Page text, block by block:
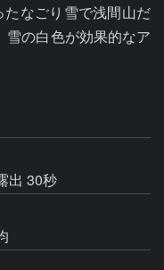
なごり雪で浅間山だ
雪の白色が効果的なア
出 30秒